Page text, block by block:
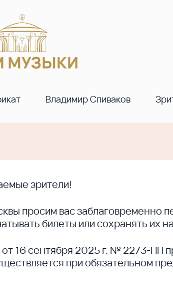
Владимир Спиваков
зрители!
просим вас заблаговременно
билеты или сохранять их
16 сентября 2025 г. № 2273-ПП
при обязательном